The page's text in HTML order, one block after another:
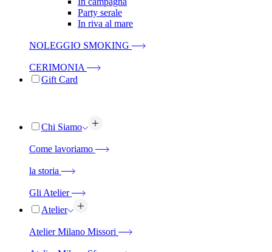
Party serale
In riva al mare
NOLEGGIO SMOKING
CERIMONIA
Gift Card
Chi Siamo
Come lavoriamo
la storia
Gli Atelier
Atelier
Atelier Milano Missori